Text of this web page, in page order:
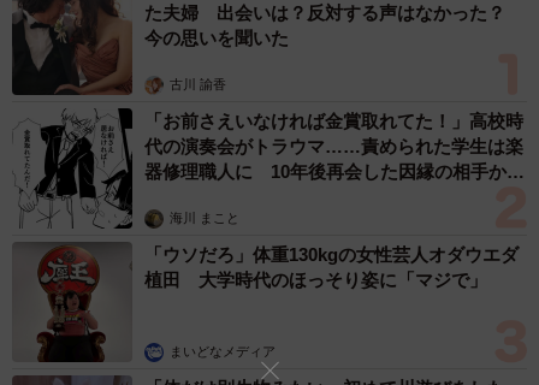
た夫婦 出会いは？反対する声はなかった？
今の思いを聞いた
古川 諭香
「お前さえいなければ金賞取れてた！」高校時
代の演奏会がトラウマ……責められた学生は楽
器修理職人に 10年後再会した因縁の相手から
海川 まこと
「ウソだろ」体重130kgの女性芸人オダウエダ
植田 大学時代のほっそり姿に「マジで」
まいどなメディア